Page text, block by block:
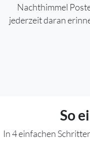
Nachthimmel
jederzeit daran
So
In 4 einfachen